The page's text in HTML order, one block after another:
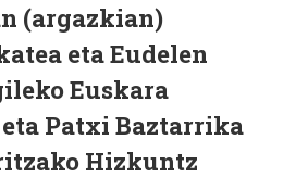
(argazkian)
eta Eudelen
Euskara
Patxi Baztarrika
Hizkuntz